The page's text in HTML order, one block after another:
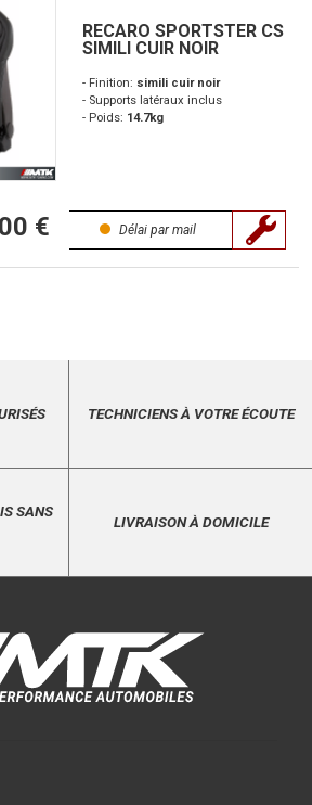
RECARO SPORTSTER CS
SIMILI CUIR NOIR
- Finition: simili cuir noir
- Supports latéraux inclus
- Poids: 14.7kg
€ Délai par mail
TECHNICIENS À VOTRE ÉCOUTE
SANS
LIVRAISON À DOMICILE